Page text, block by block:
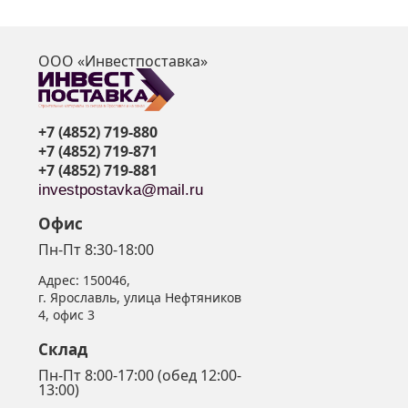
ООО «Инвестпоставка»
+7 (4852) 719-880
+7 (4852) 719-871
+7 (4852) 719-881
investpostavka@mail.ru
Офис
Пн-Пт 8:30-18:00
Адрес: 150046,
г. Ярославль, улица Нефтяников
4, офис 3
Склад
Пн-Пт 8:00-17:00 (обед 12:00-
13:00)